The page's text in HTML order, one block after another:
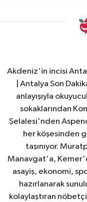
Akdeniz'in incisi
| Antalya Son
anlayışıyla
sokaklarından
Şelalesi'nden
her köşesinden
taşınıyor.
Manavgat'a,
asayiş, ekonomi,
hazırlanarak
kolaylaştıran